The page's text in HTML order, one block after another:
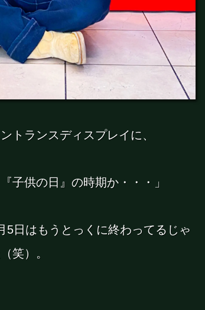
トランスディスプレイに、
子供の日』の時期か・・・」
5日はもうとっくに終わってるじゃ
笑）。